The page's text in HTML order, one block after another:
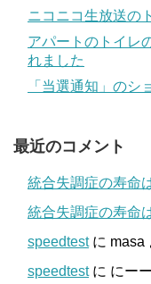
ニコニコ生放送の
アパートのトイレ
れました
「当選通知」のシ
最近のコメント
統合失調症の寿命
統合失調症の寿命
speedtestに masa
speedtestに にー